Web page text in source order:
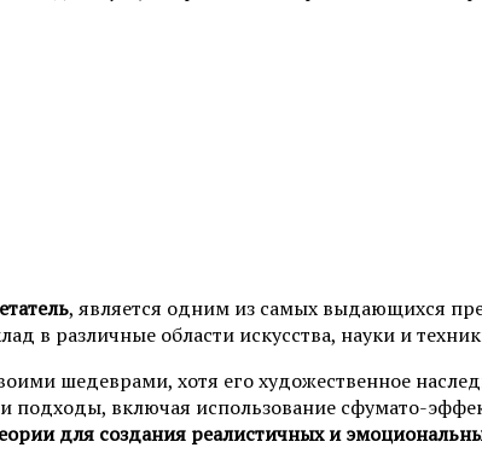
, является одним из самых выдающихся
в различные области искусства, науки и
шедеврами, хотя его художественное
включая использование сфумато-
для создания реалистичных и